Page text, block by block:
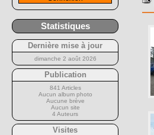
Statistiques
Dernière mise à jour
dimanche 2 août 2026
Publication
841 Articles
Aucun album photo
Aucune brève
Aucun site
4 Auteurs
Visites